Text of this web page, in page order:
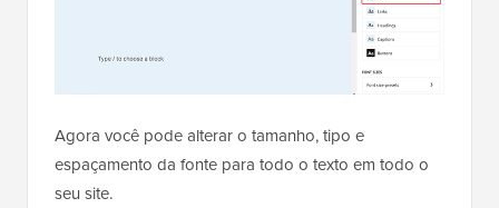
Agora você pode alterar o tamanho, tipo e
espaçamento da fonte para todo o texto em todo o
seu site.